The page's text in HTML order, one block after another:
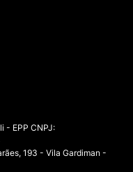
- EPP CNPJ:
193 - Vila Gardiman -